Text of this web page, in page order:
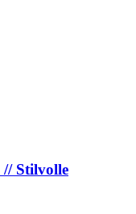
// Stilvolle